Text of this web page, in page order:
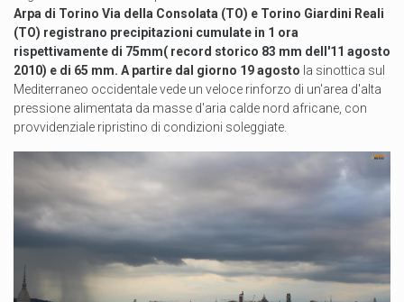
Arpa di Torino Via della Consolata (TO) e Torino Giardini Reali
(TO) registrano precipitazioni cumulate in 1 ora
rispettivamente di 75mm( record storico 83 mm dell'11 agosto
2010) e di 65 mm. A partire dal giorno 19 agosto la sinottica sul
Mediterraneo occidentale vede un veloce rinforzo di un'area d'alta
pressione alimentata da masse d'aria calde nord africane, con
provvidenziale ripristino di condizioni soleggiate.